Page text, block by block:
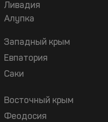
Ливадия
Алупка
Западный крым
Евпатория
Саки
Восточный крым
Феодосия